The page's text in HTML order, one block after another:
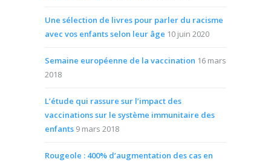
Une sélection de livres pour parler du racisme
avec vos enfants selon leur âge 10 juin 2020
Semaine européenne de la vaccination 16 mars
2018
L’étude qui rassure sur l’impact des
vaccinations sur le système immunitaire des
enfants 9 mars 2018
Rougeole : 400% d’augmentation des cas en